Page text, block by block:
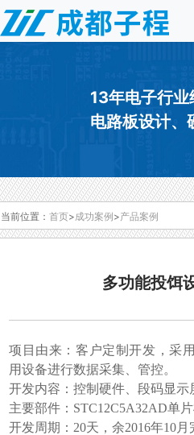
13年电子行
电路板设计、
当前位置： 首页>成功案例>产品案例
多功能投饵
项目由来：客户定制开发，采
用设备进行数据采集、管控。
开发内容：控制硬件、段码显示
主要部件：STC12C5A32AD单
开发周期：20天，余2016年10月